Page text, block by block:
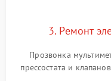
3. Ремонт
Прозвонка
прессостата и